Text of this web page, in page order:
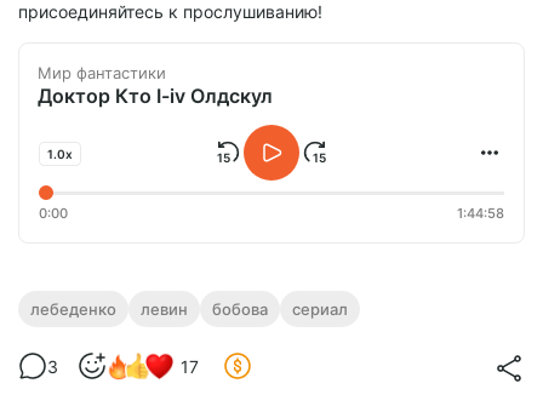
присоединяйтесь к прослушиванию!
Мир фантастики
Доктор Кто I-iv Олдскул
1.0x
0:00 1:44:58
лебеденко левин бобова сериал
3 17